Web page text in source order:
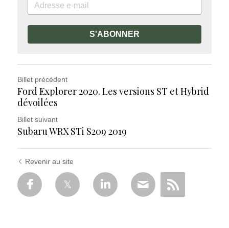
S'ABONNER
Billet précédent
Ford Explorer 2020. Les versions ST et Hybrid
dévoilées
Billet suivant
Subaru WRX STi S209 2019
Revenir au site